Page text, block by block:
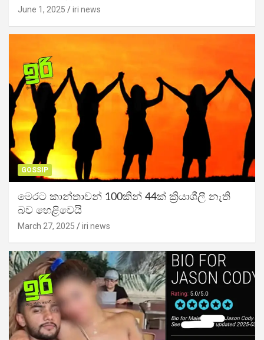
June 1, 2025 iri news
GOSSIP
මෙරට කාන්තාවන් 100කින් 44ක් ක්‍රියාශීලී නැති
බව හෙළිවෙයි
March 27, 2025 iri news